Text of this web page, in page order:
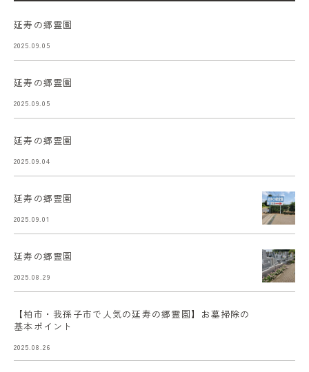
延寿の郷霊園
2025.09.05
延寿の郷霊園
2025.09.05
延寿の郷霊園
2025.09.04
延寿の郷霊園
2025.09.01
延寿の郷霊園
2025.08.29
【柏市・我孫子市で人気の延寿の郷霊園】お墓掃除の
基本ポイント
2025.08.26